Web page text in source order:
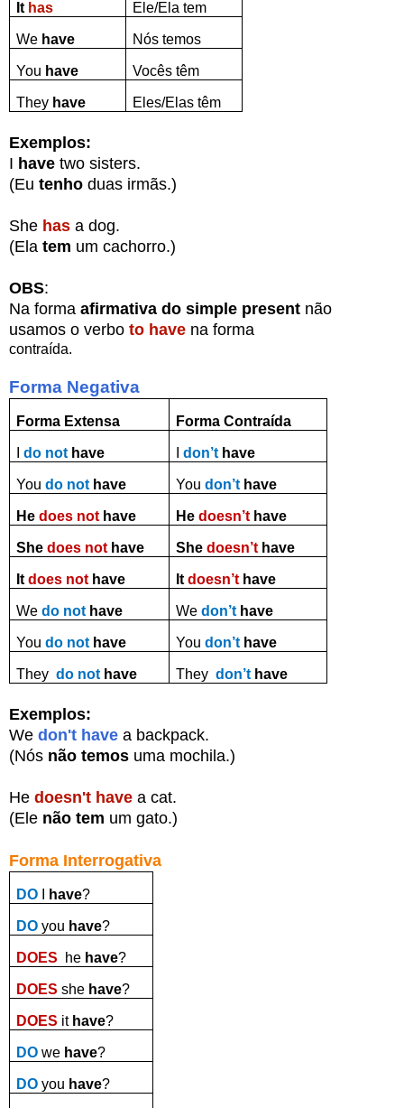
It has Ele/Ela tem
We have Nós temos
You have Vocês têm
They have Eles/Elas têm
Exemplos:
I have two sisters.
(Eu tenho duas irmãs.)
She has a dog.
(Ela tem um cachorro.)
OBS:
Na forma afirmativa do simple present não
usamos o verbo to have na forma
contraída.
Forma Negativa
Forma Extensa Forma Contraída
do not have don’t have
You do not have You don’t have
He does not have He doesn’t have
She does not have She doesn’t have
It does not have It doesn’t have
We do not have We don’t have
You do not have You don’t have
They do not have They don’t have
Exemplos:
We don't have a backpack.
(Nós não temos uma mochila.)
He doesn't have a cat.
(Ele não tem um gato.)
Forma Interrogativa
DO have?
DO you have?
DOES he have?
DOESshe have?
DOES it have?
DO we have?
DO you have?